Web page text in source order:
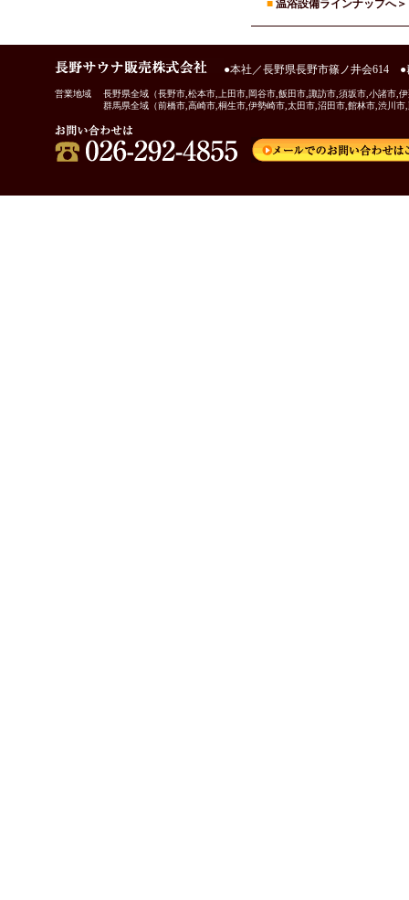
■ 温浴設備ラインナップへ
●本社／長野県長野市篠ノ井会614 ●
営業地域
長野県全域（長野市,松本市,上田市,岡谷市,飯田市,諏訪市,須坂市,小諸市,
群馬県全域（前橋市,高崎市,桐生市,伊勢崎市,太田市,沼田市,館林市,渋川